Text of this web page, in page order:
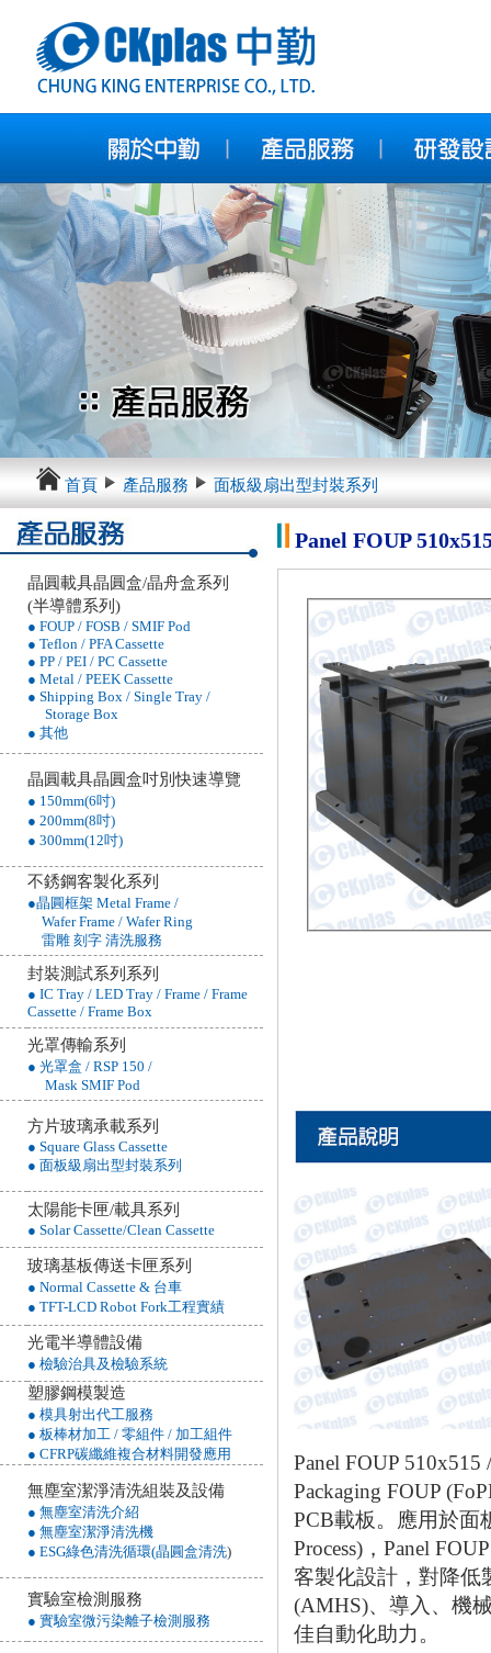
首頁 產品服務 面板級扇出型封裝系列
晶圓載具晶圓盒/晶舟盒系列
(半導體系列)
● FOUP / FOSB / SMIF Pod
● Teflon / PFA Cassette
● PP / PEI / PC Cassette
● Metal / PEEK Cassette
● Shipping Box / Single Tray /
Storage Box
● 其他
晶圓載具晶圓盒吋別快速導覽
● 150mm(6吋)
● 200mm(8吋)
● 300mm(12吋)
不銹鋼客製化系列
●晶圓框架 Metal Frame /
Wafer Frame / Wafer Ring
雷雕 刻字 清洗服務
封裝測試系列系列
● IC Tray / LED Tray / Frame / Frame
Cassette / Frame Box
光罩傳輸系列
● 光罩盒 / RSP 150 /
Mask SMIF Pod
方片玻璃承載系列
● Square Glass Cassette
● 面板級扇出型封裝系列
太陽能卡匣/載具系列
● Solar Cassette/Clean Cassette
玻璃基板傳送卡匣系列
● Normal Cassette & 台車
● TFT-LCD Robot Fork工程實績
光電半導體設備
● 檢驗治具及檢驗系統
塑膠鋼模製造
● 模具射出代工服務
● 板棒材加工 / 零組件 / 加工組件
● CFRP碳纖維複合材料開發應用
無塵室潔淨清洗組裝及設備
● 無塵室清洗介紹
● 無塵室潔淨清洗機
● ESG綠色清洗循環(晶圓盒清洗)
實驗室檢測服務
● 實驗室微污染離子檢測服務
Panel FOUP
Panel FOUP 510x515
Packaging FOUP
PCB載板。應用於面
Process)，Panel
客製化設計，對降低
(AMHS)、導入、機
佳自動化助力。